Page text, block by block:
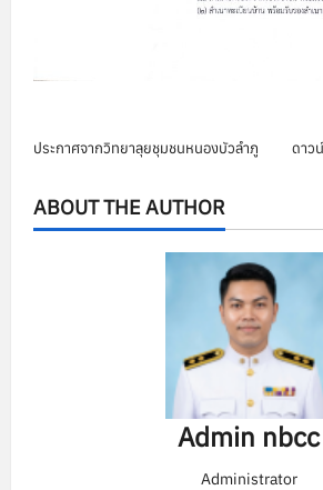
ประกาศจากวิทยาลุยชุมชนหนองบัวลำภู ดาว
ABOUT THE AUTHOR
Admin nbcc
Administrator